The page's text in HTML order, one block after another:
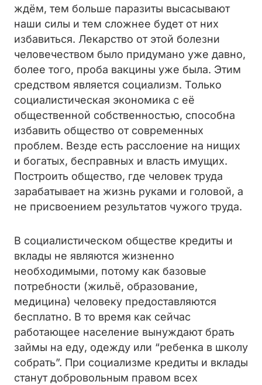
ждём, тем больше паразиты высасывают
наши силы и тем сложнее будет от них
избавиться. Лекарство от этой болезни
человечеством было придумано уже давно,
более того, проба вакцины уже была. Этим
средством является социализм. Только
социалистическая экономика с её
общественной собственностью, способна
избавить общество от современных
проблем. Везде есть расслоение на нищих
и богатых, бесправных и власть имущих.
Построить общество, где человек труда
зарабатывает на жизнь руками и головой, а
не присвоением результатов чужого труда.
В социалистическом обществе кредиты и
вклады не являются жизненно
необходимыми, потому как базовые
потребности (жильё, образование,
медицина) человеку предоставляются
бесплатно. В то время как сейчас
работающее население вынуждают брать
займы на еду, одежду или “ребенка в школу
собрать”. При социализме кредиты и вклады
станут добровольным правом всех